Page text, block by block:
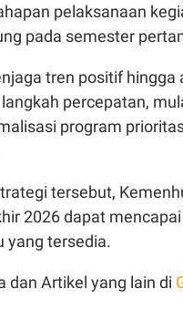
pelaksanaan
pada semester
tren positif
percepatan,
program
tersebut,
2026 dapat
yang tersedia.
dan Artikel yang lain di